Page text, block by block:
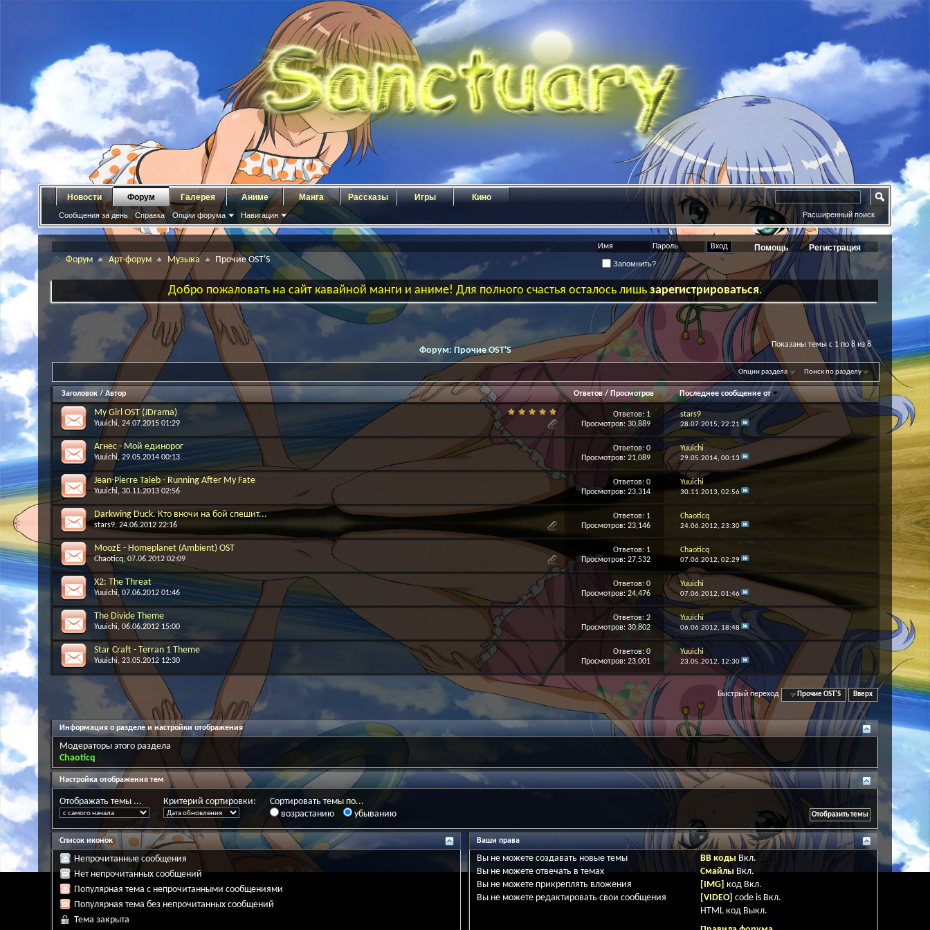
Регистрация
Помощь
Запомнить?
Новости Форум
Сообщения за день Справка Опции форума Навигация
Галерея Аниме Манга Рассказы Игры Кино
Расширенный поиск
Форум Арт-форум Музыка Прочие OST'S
Добро пожаловать на сайт кавайной манги и аниме! Для полного счастья осталось лишьзарегистрироваться.
Показаны темы с 1 по 8 из 8
Форум: Прочие OST'S
Опции раздела Поиск по разделу
Заголовок/ Автор Ответов/ Просмотров Последнее сообщение от
My Girl OST (JDrama)
Yuuichi, 24.07.2015 01:29
Ответов: 1
Просмотров: 30,889
stars9
28.07.2015,22:21
Агнес - Мой единорог
Yuuichi, 29.05.2014 00:13
Ответов: 0
Просмотров: 21,089
Yuuichi
29.05.2014,00:13
Jean-Pierre Taieb - Running After My Fate
Yuuichi, 30.11.2013 02:56
Ответов: 0
Просмотров: 23,314
Yuuichi
30.11.2013,02:56
Darkwing Duck. Кто вночи на бой спешит...
stars9, 24.06.2012 22:16
Ответов: 1
Просмотров: 23,146
Chaoticq
24.06.2012,23:30
MoozE - Homeplanet (Ambient) OST
Chaoticq, 07.06.2012 02:09
Ответов: 1
Просмотров: 27,532
Chaoticq
07.06.2012,02:29
X2: The Threat
Yuuichi, 07.06.2012 01:46
Ответов: 0
Просмотров: 24,476
Yuuichi
07.06.2012,01:46
The Divide Theme
Yuuichi, 06.06.2012 15:00
Ответов: 2
Просмотров: 30,802
Yuuichi
06.06.2012, 18:48
Star Craft - Terran 1 Theme
Yuuichi, 23.05.2012 12:30
Ответов: 0
Просмотров: 23,001
Yuuichi
23.05.2012, 12:30
Быстрый переход Прочие OST'S Вверх
Информация о разделе и настройки отображения
Модераторы этого раздела
Chaoticq
Настройка отображения тем
Отображать темы ... Критерий сортировки:
Сортировать темы по...
возрастанию
убыванию
Список иконок
Непрочитанные сообщения
Нет непрочитанных сообщений
Популярная тема с непрочитанными сообщениями
Популярная тема без непрочитанных сообщений
Тема закрыта
Ваши права
Вы не можетесоздавать новые темы
Выне можетеотвечать в темах
Вы не можетеприкреплять вложения
Вы не можетередактировать свои сообщения
BB коды Вкл.
Смайлы Вкл.
[IMG] код Вкл.
[VIDEO] code is Вкл.
HTML код Выкл.